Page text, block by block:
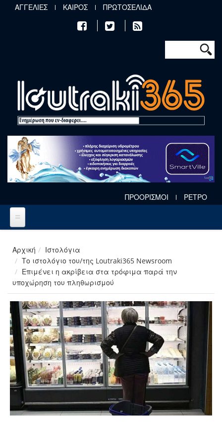
Παράκαμψη προς το κυρίως περιεχόμενο
ΑΓΓΕΛΙΕΣ ΚΑΙΡΟΣ ΠΡΩΤΟΣΕΛΙΔΑ
Φόρμα
Αναζήτηση
ΠΡΟΟΡΙΣΜΟΙ ΡΕΤΡΟ
Αρχική
Ιστολόγια
Το ιστολόγιο του/της Loutraki365 Newsroom
Επιμένει η ακρίβεια στα τρόφιμα παρά την
υποχώρηση του πληθωρισμού